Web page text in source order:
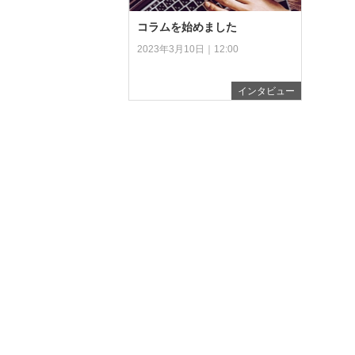
インタビュー
コラムを始めました
2023年3月10日｜12:00